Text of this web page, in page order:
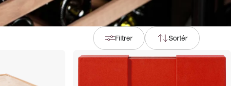
Filtrer Sortér